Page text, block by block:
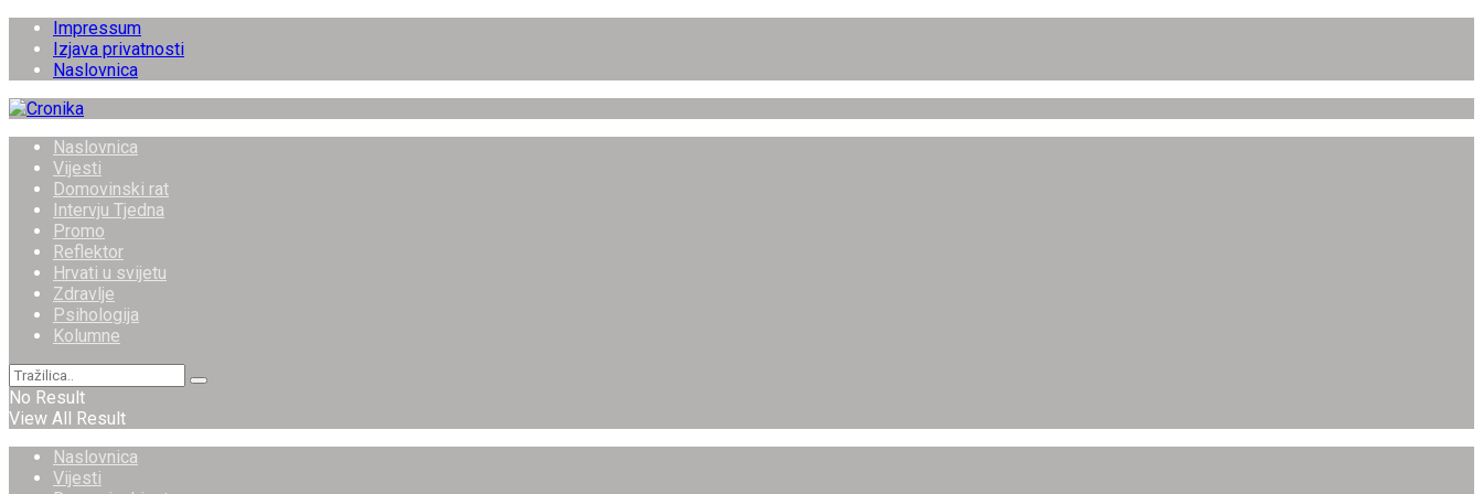
Impressum
Izjava privatnosti
Naslovnica
Naslovnica
Vijesti
Domovinski rat
Intervju Tjedna
Promo
Reflektor
Hrvati u svijetu
Zdravlje
Psihologija
Kolumne
No Result
View All Result
Naslovnica
Vijesti